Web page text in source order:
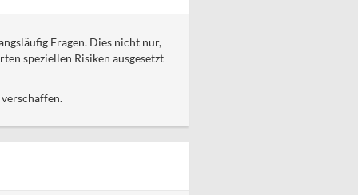
Fragen. Dies nicht nur,
speziellen Risiken ausgesetzt
verschaffen.